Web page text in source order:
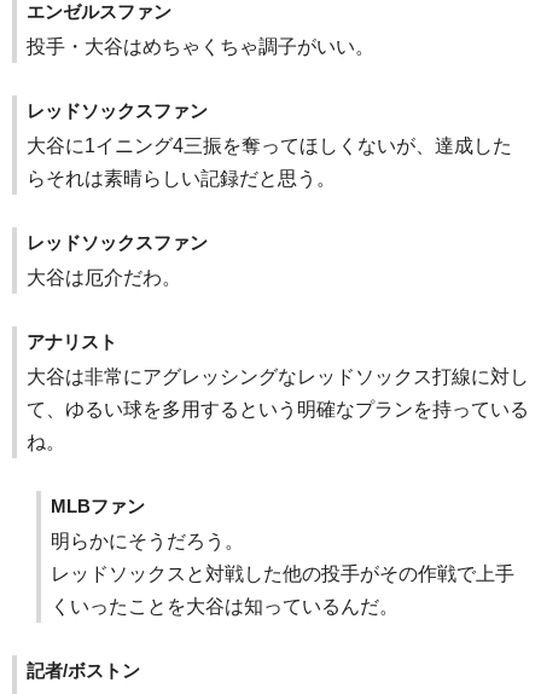
エンゼルスファン
投手・大谷はめちゃくちゃ調子がいい。
レッドソックスファン
大谷に1イニング4三振を奪ってほしくないが、達成した
らそれは素晴らしい記録だと思う。
レッドソックスファン
大谷は厄介だわ。
アナリスト
大谷は非常にアグレッシングなレッドソックス打線に対し
て、ゆるい球を多用するという明確なプランを持っている
ね。
MLBファン
明らかにそうだろう。
レッドソックスと対戦した他の投手がその作戦で上手
くいったことを大谷は知っているんだ。
記者/ボストン